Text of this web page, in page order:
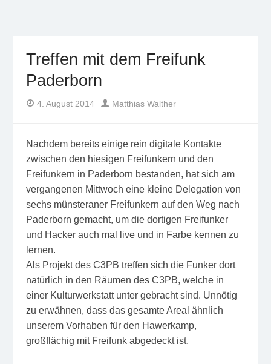
Treffen mit dem Freifunk
Paderborn
Posted
on
4. August 2014
Matthias Walther
Nachdem bereits einige rein digitale Kontakte
zwischen den hiesigen Freifunkern und den
Freifunkern in Paderborn bestanden, hat sich am
vergangenen Mittwoch eine kleine Delegation von
sechs münsteraner Freifunkern auf den Weg nach
Paderborn gemacht, um die dortigen Freifunker
und Hacker auch mal live und in Farbe kennen zu
lernen.
Als Projekt des C3PB treffen sich die Funker dort
natürlich in den Räumen des C3PB, welche in
einer Kulturwerkstatt unter gebracht sind. Unnötig
zu erwähnen, dass das gesamte Areal ähnlich
unserem Vorhaben für den Hawerkamp,
großflächig mit Freifunk abgedeckt ist.